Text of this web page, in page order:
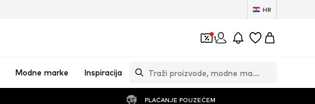
HR
1
Modne marke Inspiracija
PLAĆANJE POUZEĆEM